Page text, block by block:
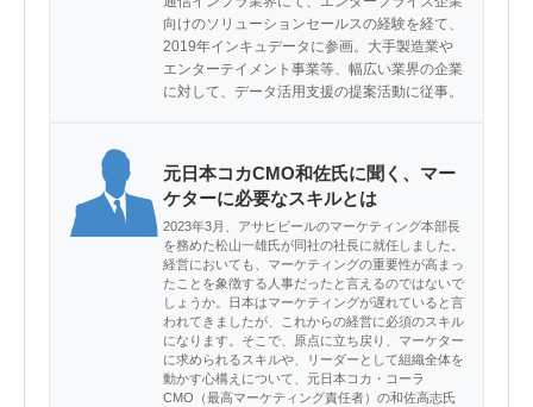
向けのソリューションセールスの経験を経て、
2019年インキュデータに参画。大手製造業や
エンターテイメント事業等、幅広い業界の企業
に対して、データ活用支援の提案活動に従事。
元日本コカCMO和佐氏に聞く、マー
ケターに必要なスキルとは
2023年3月、アサヒビールのマーケティング本部長
を務めた松山一雄氏が同社の社長に就任しました。
経営においても、マーケティングの重要性が高まっ
たことを象徴する人事だったと言えるのではないで
しょうか。日本はマーケティングが遅れていると言
われてきましたが、これからの経営に必須のスキル
になります。そこで、原点に立ち戻り、マーケター
に求められるスキルや、リーダーとして組織全体を
動かす心構えについて、元日本コカ・コーラ
CMO（最高マーケティング責任者）の和佐高志氏